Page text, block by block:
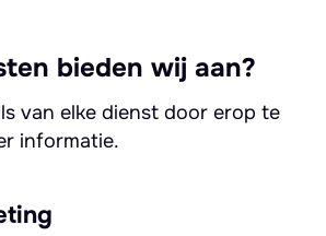
bieden wij aan?
van elke dienst door erop te
informatie.